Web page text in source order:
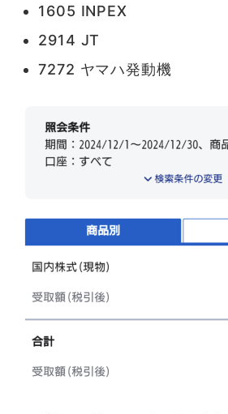
1605 INPEX
2914 JT
7272 ヤマハ発動機